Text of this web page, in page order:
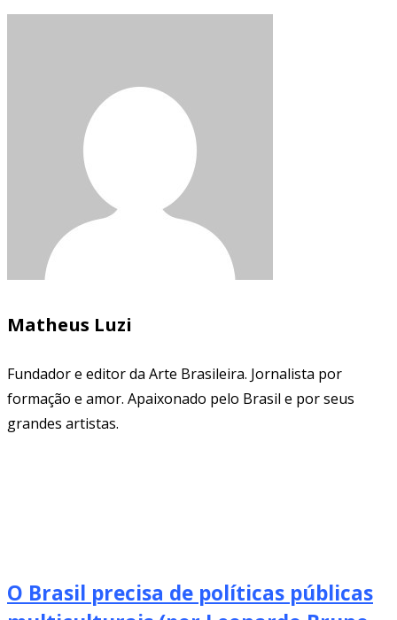
Matheus Luzi
Fundador e editor da Arte Brasileira. Jornalista por
formação e amor. Apaixonado pelo Brasil e por seus
grandes artistas.
O Brasil precisa de políticas públicas